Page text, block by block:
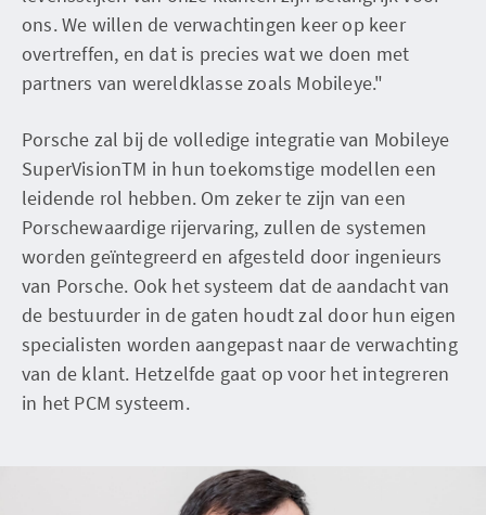
ons. We willen de verwachtingen keer op keer
overtreffen, en dat is precies wat we doen met
partners van wereldklasse zoals Mobileye."
Porsche zal bij de volledige integratie van Mobileye
SuperVisionTM in hun toekomstige modellen een
leidende rol hebben. Om zeker te zijn van een
Porschewaardige rijervaring, zullen de systemen
worden geïntegreerd en afgesteld door ingenieurs
van Porsche. Ook het systeem dat de aandacht van
de bestuurder in de gaten houdt zal door hun eigen
specialisten worden aangepast naar de verwachting
van de klant. Hetzelfde gaat op voor het integreren
in het PCM systeem.